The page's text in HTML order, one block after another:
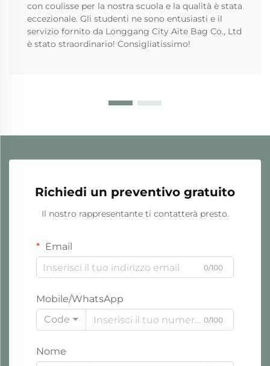
con coulisse per la nostra scuola e la qualità è stata
eccezionale. Gli studenti ne sono entusiasti e il
servizio fornito da Longgang City Aite Bag Co., Ltd
è stato straordinario! Consigliatissimo!
Richiedi un preventivo gratuito
Il nostro rappresentante ti contatterà presto.
Email
0/100
Mobile/WhatsApp
Code
0/100
Nome